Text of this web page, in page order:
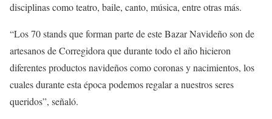
disciplinas como teatro, baile, canto, música, entre otras más.
“Los 70 stands que forman parte de este Bazar Navideño son de
artesanos de Corregidora que durante todo el año hicieron
diferentes productos navideños como coronas y nacimientos, los
cuales durante esta época podemos regalar a nuestros seres
queridos”, señaló.